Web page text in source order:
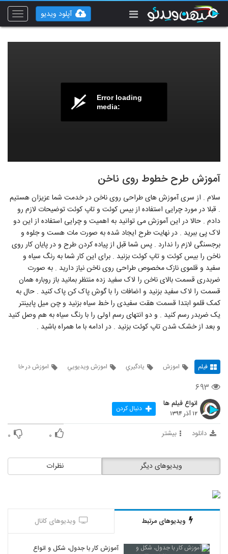
Toggle
آپلود ویدیو
Error loading
media:
آموزش طرح خطوط روی ناخن
سلام . از سری آموزش های طراحی روی ناخن در خدمت شما عزیزان هستیم
. قبلا در مورد چرایی استفاده از بیس کوئت و تاپ کوئت توضیحات لازم رو
دادم . حالا در این آموزش می توانید به اهمیت و چرایی استفاده از این دو
لاک پی ببرید . در نهایت طرح ایجاد شده به صورت مات هست و جلوه و
برجسنگی لازم را ندارد . پس شما قبل از پیاده کردن طرح و در پایان کار روی
ناخن را بیس کوئت و تاپ کوئت بزنید . برای این کار شما به رنگ سیاه و
سفید و قلموی نازک مخصوص طراحی روی ناخن نیاز دارید . به صورت
ضربدری قسمت بالای ناخن را لاک سفید زده منتظر بمانید باز روباره همان
قسمت را لاک سفید بزنید و اضافات را با گوش پاک کن پاک کنید . حال به
کمک قلمو ابتدا قسمت هقت سفیدی را خط سیاه بزنید و چن میل پایینتر
یک ضربدر رسم کنید . و دو انتهای رسم اولی را با رنگ سیاه به هم وصل کنید
و بعد از خشک شدن تاپ کوئت بزنید . در ادامه با ما همراه باشید .
فیلم اموزش يادگيري اموزش ويديويي اموزش در خا
۶۹۳
انواع فیلم ها
۱۲ آذر ۱۳۹۴ دنبال کردن
دانلود بیشتر ۰ ۰
نظرات ویدیوهای دیگر
ویدیوهای مرتبط ویدیوهای کانال
آموزش کار با جدول، شکل و انواع